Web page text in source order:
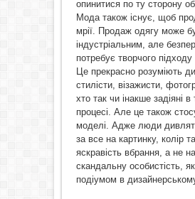
опинитися по ту сторону
Мода також існує, щоб
мрії. Продаж одягу може
індустріальним, але
потребує творчого
Це прекрасно розуміють
стилісти, візажисти,
хто так чи інакше задіяні
процесі. Але це також
моделі. Адже люди
за все на картинку, колір та
яскравість вбрання, а не на
скандальну особистість,
подіумом в